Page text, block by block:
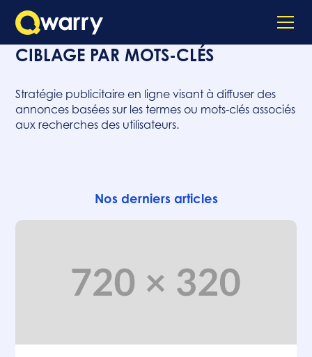
CIBLAGE PAR MOTS-CLÉS
Stratégie publicitaire en ligne visant à diffuser des
annonces basées sur les termes ou mots-clés associés
aux recherches des utilisateurs.
Nos derniers articles